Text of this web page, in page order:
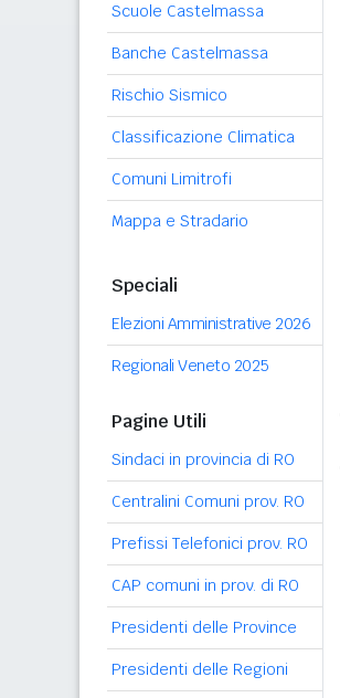
Scuole Castelmassa
Banche Castelmassa
Rischio Sismico
Classificazione Climatica
Comuni Limitrofi
Mappa e Stradario
Speciali
Elezioni Amministrative 2026
Regionali Veneto 2025
Pagine Utili
Sindaci in provincia di RO
Centralini Comuni prov. RO
Prefissi Telefonici prov. RO
CAP comuni in prov. di RO
Presidenti delle Province
Presidenti delle Regioni